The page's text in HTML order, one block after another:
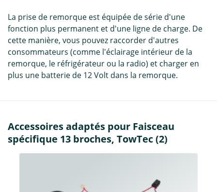
La prise de remorque est équipée de série d'une
fonction plus permanent et d'une ligne de charge. De
cette manière, vous pouvez raccorder d'autres
consommateurs (comme l'éclairage intérieur de la
remorque, le réfrigérateur ou la radio) et charger en
plus une batterie de 12 Volt dans la remorque.
Accessoires adaptés pour Faisceau
spécifique 13 broches, TowTec (2)